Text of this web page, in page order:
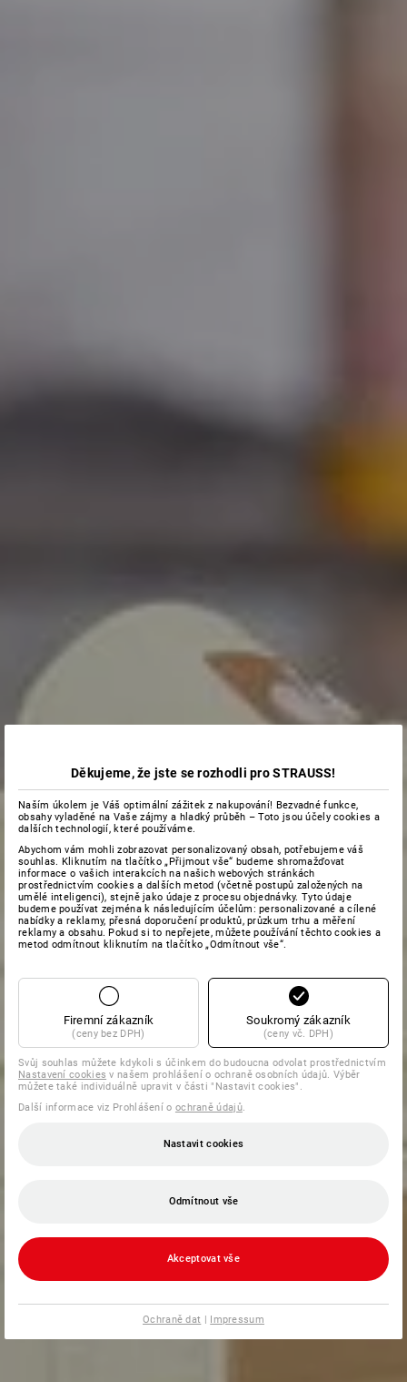
Děkujeme, že jste se rozhodli pro STRAUSS!
Naším úkolem je Váš optimální zážitek z nakupování! Bezvadné funkce,
obsahy vyladěné na Vaše zájmy a hladký průběh – Toto jsou účely cookies a
dalších technologií, které používáme.
Abychom vám mohli zobrazovat personalizovaný obsah, potřebujeme váš
souhlas. Kliknutím na tlačítko „Přijmout vše“ budeme shromažďovat
informace o vašich interakcích na našich webových stránkách
prostřednictvím cookies a dalších metod (včetně postupů založených na
umělé inteligenci), stejně jako údaje z procesu objednávky. Tyto údaje
budeme používat zejména k následujícím účelům: personalizované a cílené
nabídky a reklamy, přesná doporučení produktů, průzkum trhu a měření
reklamy a obsahu. Pokud si to nepřejete, můžete používání těchto cookies a
metod odmítnout kliknutím na tlačítko „Odmítnout vše“.
Firemní zákazník
(ceny bez DPH)
Soukromý zákazník
(ceny vč. DPH)
Svůj souhlas můžete kdykoli s účinkem do budoucna odvolat prostřednictvím
Nastavení cookies v našem prohlášení o ochraně osobních údajů. Výběr
můžete také individuálně upravit v části "Nastavit cookies".
Další informace viz Prohlášení o ochraně údajů.
Nastavit cookies
Odmítnout vše
Akceptovat vše
Ochraně dat | Impressum